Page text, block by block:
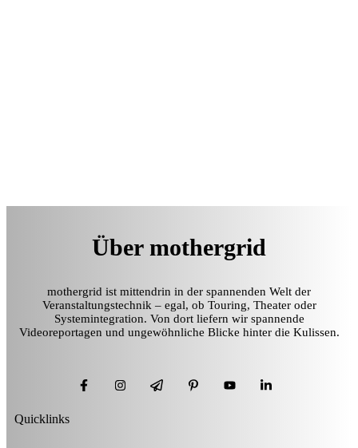
Über mothergrid
mothergrid ist mittendrin in der spannenden Welt der
Veranstaltungstechnik – egal, ob Touring, Theater oder
Systemintegration. Von dort liefern wir spannende
Videoreportagen und ungewöhnliche Blicke hinter die Kulissen.
Quicklinks